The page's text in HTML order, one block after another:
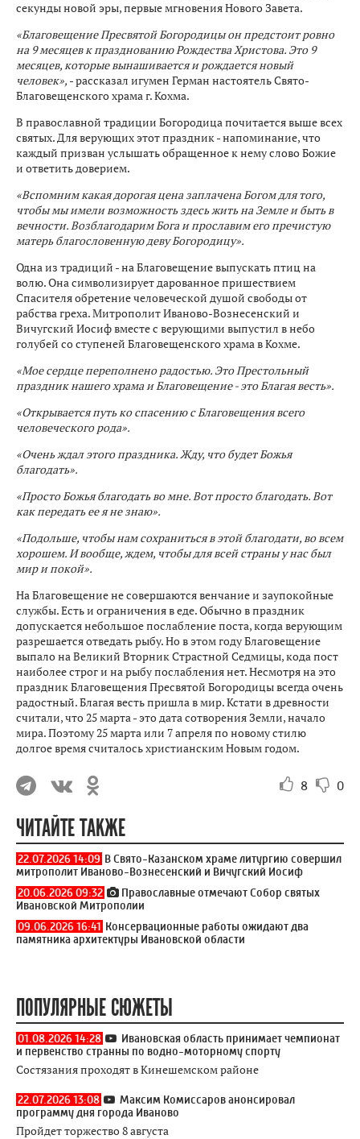
секунды новой эры, первые мгновения Нового Завета.
«Благовещение Пресвятой Богородицы он предстоит ровно
на 9 месяцев к празднованию Рождества Христова. Это 9
месяцев, которые вынашивается и рождается новый
человек», - рассказал игумен Герман настоятель Свято-
Благовещенского храма г. Кохма.
В православной традиции Богородица почитается выше всех
святых. Для верующих этот праздник - напоминание, что
каждый призван услышать обращенное к нему слово Божие
и ответить доверием.
«Вспомним какая дорогая цена заплачена Богом для того,
чтобы мы имели возможность здесь жить на Земле и быть в
вечности. Возблагодарим Бога и прославим его пречистую
матерь благословенную деву Богородицу».
Одна из традиций - на Благовещение выпускать птиц на
волю. Она символизирует дарованное пришествием
Спасителя обретение человеческой душой свободы от
рабства греха. Митрополит Иваново-Вознесенский и
Вичугский Иосиф вместе с верующими выпустил в небо
голубей со ступеней Благовещенского храма в Кохме.
«Мое сердце переполнено радостью. Это Престольный
праздник нашего храма и Благовещение - это Благая весть».
«Открывается путь ко спасению с Благовещения всего
человеческого рода».
«Очень ждал этого праздника. Жду, что будет Божья
благодать».
«Просто Божья благодать во мне. Вот просто благодать. Вот
как передать ее я не знаю».
«Подольше, чтобы нам сохраниться в этой благодати, во всем
хорошем. И вообще, ждем, чтобы для всей страны у нас был
мир и покой».
На Благовещение не совершаются венчание и заупокойные
службы. Есть и ограничения в еде. Обычно в праздник
допускается небольшое послабление поста, когда верующим
разрешается отведать рыбу. Но в этом году Благовещение
выпало на Великий Вторник Страстной Седмицы, кода пост
наиболее строг и на рыбу послабления нет. Несмотря на это
праздник Благовещения Пресвятой Богородицы всегда очень
радостный. Благая весть пришла в мир. Кстати в древности
считали, что 25 марта - это дата сотворения Земли, начало
мира. Поэтому 25 марта или 7 апреля по новому стилю
долгое время считалось христианским Новым годом.
8 0
ЧИТАЙТЕ ТАКЖЕ
22.07.2026 14:09 В Свято-Казанском храме литургию совершил
митрополит Иваново-Вознесенский и Вичугский Иосиф
20.06.2026 09:32
Православные отмечают Собор святых
Ивановской Митрополии
09.06.2026 16:41 Консервационные работы ожидают два
памятника архитектуры Ивановской области
ПОПУЛЯРНЫЕ СЮЖЕТЫ
01.08.2026 14:28
Ивановская область принимает чемпионат
и первенство странны по водно-моторному спорту
Состязания проходят в Кинешемском районе
22.07.2026 13:08
Максим Комиссаров анонсировал
программу дня города Иваново
Пройдет торжество 8 августа